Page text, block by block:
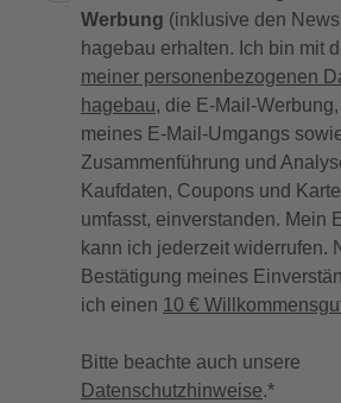
Werbung (inklusive den
hagebau erhalten. Ich bin mit
meiner personenbezogenen
hagebau, die E-Mail-
meines E-Mail-Umgangs
Zusammenführung und
Kaufdaten, Coupons und
umfasst, einverstanden. Mein
kann ich jederzeit widerrufen.
Bestätigung meines
ich einen 10 €
Bitte beachte auch unsere
Datenschutzhinweise.